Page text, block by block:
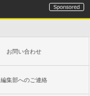
お問い合わせ
編集部へのご連絡